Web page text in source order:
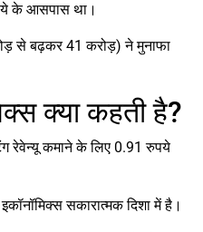
के आसपास था।
से बढ़कर 41 करोड़) ने मुनाफा
क्या कहती है?
रेवेन्यू कमाने के लिए 0.91 रुपये
सकारात्मक दिशा में है।